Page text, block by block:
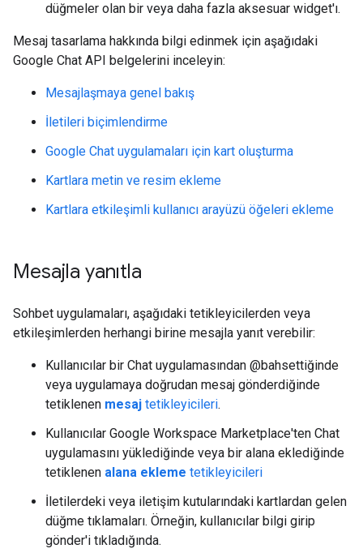
düğmeler olan bir veya daha fazla aksesuar widget'ı.
Mesaj tasarlama hakkında bilgi edinmek için aşağıdaki
Google Chat API belgelerini inceleyin:
Mesajlaşmaya genel bakış
İletileri biçimlendirme
Google Chat uygulamaları için kart oluşturma
Kartlara metin ve resim ekleme
Kartlara etkileşimli kullanıcı arayüzü öğeleri ekleme
Mesajla yanıtla
Sohbet uygulamaları, aşağıdaki tetikleyicilerden veya
etkileşimlerden herhangi birine mesajla yanıt verebilir:
Kullanıcılar bir Chat uygulamasından @bahsettiğinde
veya uygulamaya doğrudan mesaj gönderdiğinde
tetiklenen mesaj tetikleyicileri.
Kullanıcılar Google Workspace Marketplace'ten Chat
uygulamasını yüklediğinde veya bir alana eklediğinde
tetiklenen alana ekleme tetikleyicileri
İletilerdeki veya iletişim kutularındaki kartlardan gelen
düğme tıklamaları. Örneğin, kullanıcılar bilgi girip
gönder'i tıkladığında.